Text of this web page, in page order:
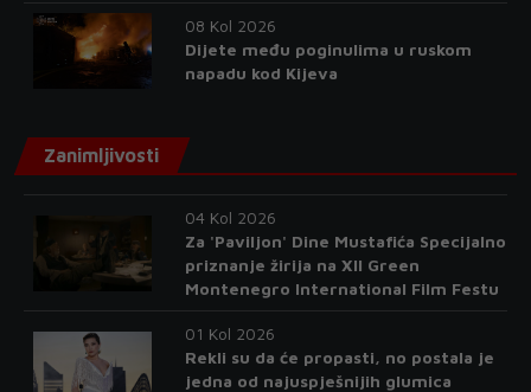
08 Kol 2026
Dijete među poginulima u ruskom
napadu kod Kijeva
Zanimljivosti
04 Kol 2026
Za 'Paviljon' Dine Mustafića Specijalno
priznanje žirija na XII Green
Montenegro International Film Festu
01 Kol 2026
Rekli su da će propasti, no postala je
jedna od najuspješnijih glumica